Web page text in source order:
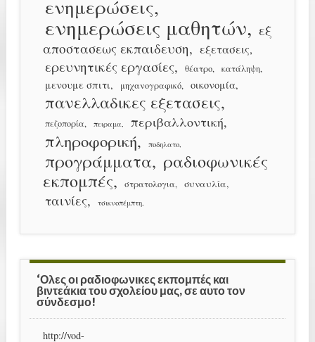
ενημερώσεις
ενημερώσεις μαθητών
εξ
αποστασεως εκπαιδευση
εξετασεις
ερευνητικές εργασίες θέατρο κατάληψη
μενουμε σπιτι μηχανογραφικό οικονομία
πανελλαδικες εξετασεις
πεζοπορία πειραμα περιβαλλοντική
πληροφορική ποδηλατο
προγράμματα ραδιοφωνικές
εκπομπές
στρατολογια συναυλία
ταινίες τσικνοπέμπτη
‘Ολες οι ραδιοφωνικες εκπομπές και
βιντεάκια του σχολείου μας, σε αυτο τον
σύνδεσμο!
http://vod-